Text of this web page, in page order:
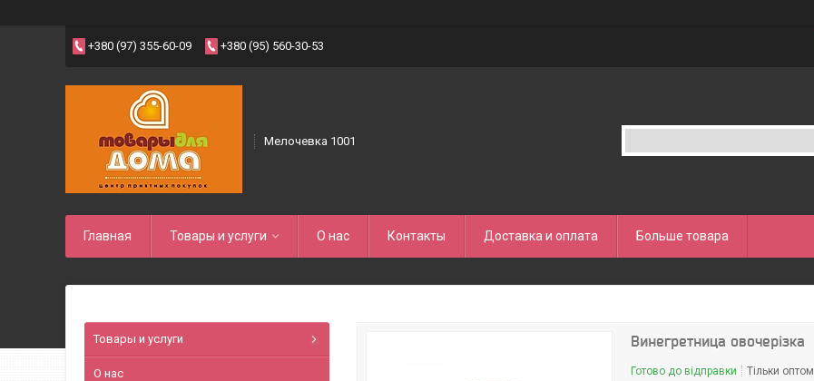
+380 (97) 355-60-09 +380 (95) 560-30-53
Мелочевка 1001
Главная Товары и услуги О нас Контакты Доставка и оплата Больше товара
Винегретница овочерізка
Готово до відправки Тільки оптом
Товары и услуги
О нас